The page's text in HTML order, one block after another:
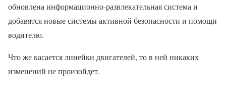
обновлена информационно-развлекательная система и
добавятся новые системы активной безопасности и помощи
водителю.
Что же касается линейки двигателей, то в ней никаких
изменений не произойдет.